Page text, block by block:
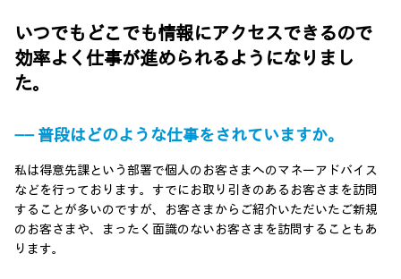
いつでもどこでも情報にアクセスできるので
効率よく仕事が進められるようになりまし
た。
―― 普段はどのような仕事をされていますか。
私は得意先課という部署で個人のお客さまへのマネーアドバイス
などを行っております。すでにお取り引きのあるお客さまを訪問
することが多いのですが、お客さまからご紹介いただいたご新規
のお客さまや、まったく面識のないお客さまを訪問することもあ
ります。